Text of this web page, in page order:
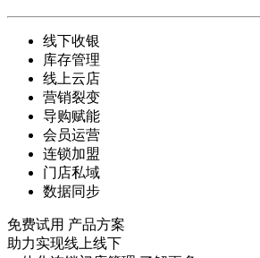
线下收银
库存管理
线上云店
营销裂变
导购赋能
会员运营
连锁加盟
门店私域
数据同步
免费试用 产品方案
助力实现线上线下